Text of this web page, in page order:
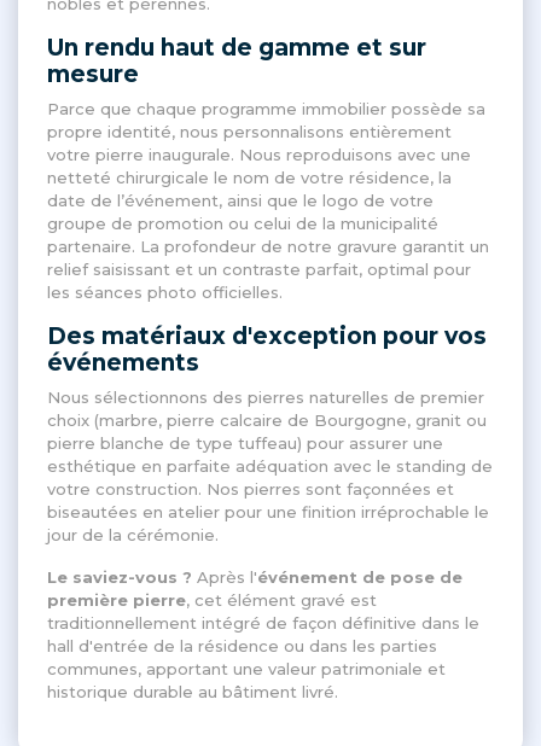
Un rendu haut de gamme et sur
mesure
Parce que chaque programme immobilier possède sa
propre identité, nous personnalisons entièrement
votre pierre inaugurale. Nous reproduisons avec une
netteté chirurgicale le nom de votre résidence, la
date de l’événement, ainsi que le logo de votre
groupe de promotion ou celui de la municipalité
partenaire. La profondeur de notre gravure garantit un
relief saisissant et un contraste parfait, optimal pour
les séances photo officielles.
Des matériaux d'exception pour vos
événements
Nous sélectionnons des pierres naturelles de premier
choix (marbre, pierre calcaire de Bourgogne, granit ou
pierre blanche de type tuffeau) pour assurer une
esthétique en parfaite adéquation avec le standing de
votre construction. Nos pierres sont façonnées et
biseautées en atelier pour une finition irréprochable le
jour de la cérémonie.
Le saviez-vous ? Après l'événement de pose de
première pierre, cet élément gravé est
traditionnellement intégré de façon définitive dans le
hall d'entrée de la résidence ou dans les parties
communes, apportant une valeur patrimoniale et
historique durable au bâtiment livré.